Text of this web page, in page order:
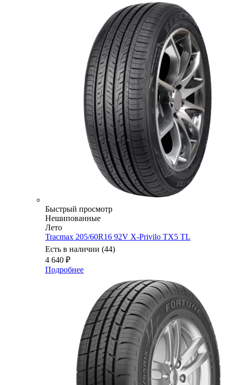
Быстрый просмотр
Нешипованные
Лето
Tracmax 205/60R16 92V X-Privilo TX5 TL
Есть в наличии (44)
4 640 ₽
Подробнее